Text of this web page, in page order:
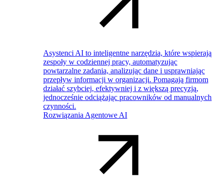
Asystenci AI to inteligentne narzędzia, które wspierają
zespoły w codziennej pracy, automatyzując
powtarzalne zadania, analizując dane i usprawniając
przepływ informacji w organizacji. Pomagają firmom
działać szybciej, efektywniej i z większą precyzją,
jednocześnie odciążając pracowników od manualnych
czynności.
Rozwiązania Agentowe AI